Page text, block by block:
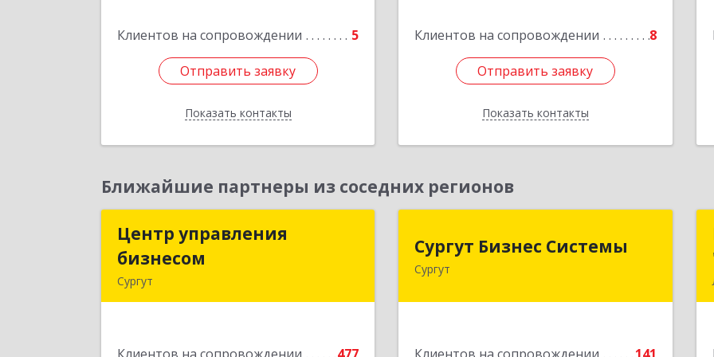
Клиентов на сопровождении 5
Отправить заявку
Показать контакты
Отправить заявку
Назад
Клиентов на сопровождении 8
Отправить заявку
Показать контакты
Подробнее
Ближайшие партнеры из соседних регионов
Центр управления
бизнесом
Сургут
Центр управления
Сургут Бизнес Системы
Сургут